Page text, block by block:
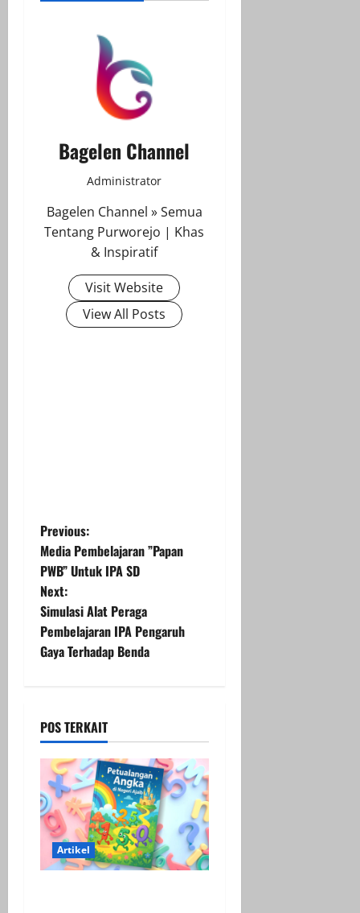
Bagelen Channel
Administrator
Bagelen Channel » Semua
Tentang Purworejo | Khas
& Inspiratif
Visit Website
View All Posts
P
o
s
t
v
g
a
t
Previous:
Media Pembelajaran ”Papan
PWB” Untuk IPA SD
Next:
Simulasi Alat Peraga
Pembelajaran IPA Pengaruh
Gaya Terhadap Benda
POS TERKAIT
Artikel